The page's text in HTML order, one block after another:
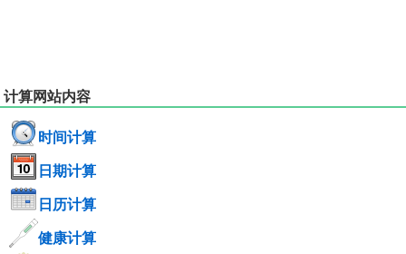
计算网站内容
时间计算
日期计算
日历计算
健康计算